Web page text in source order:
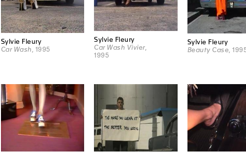
Sylvie Fleury
Car Wash , 1995
Sylvie Fleury
Car Wash Vivier,
1995
Sylvie Fleury
Beauty Case ,